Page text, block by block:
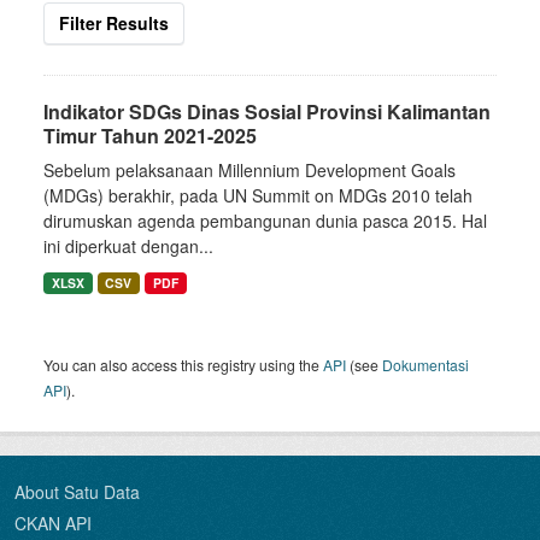
Filter Results
Indikator SDGs Dinas Sosial Provinsi Kalimantan
Timur Tahun 2021-2025
Sebelum pelaksanaan Millennium Development Goals
(MDGs) berakhir, pada UN Summit on MDGs 2010 telah
dirumuskan agenda pembangunan dunia pasca 2015. Hal
ini diperkuat dengan...
XLSX CSV PDF
You can also access this registry using theAPI (see Dokumentasi
API).
About Satu Data
CKAN API